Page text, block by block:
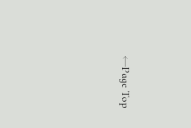
Page Top